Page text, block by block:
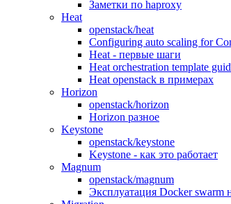
Заметки по haproxy
Heat
openstack/heat
Configuring auto scaling for
Heat - первые шаги
Heat orchestration template
Heat openstack в примерах
Horizon
openstack/horizon
Horizon разное
Keystone
openstack/keystone
Keystone - как это работает
Magnum
openstack/magnum
Эксплуатация Docker swarm